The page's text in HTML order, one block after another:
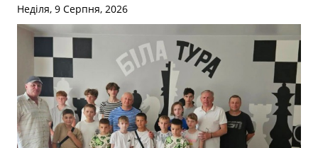
Неділя, 9 Серпня, 2026